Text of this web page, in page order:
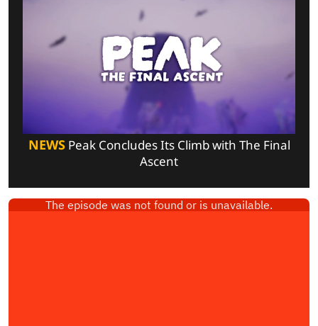
NEWSPeak Concludes Its Climb with The Final
Ascent